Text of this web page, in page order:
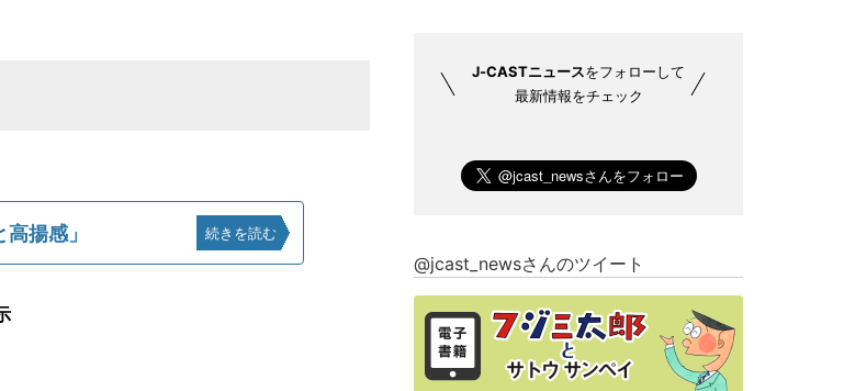
揚感」 続きを読む
J-CASTニュースをフォローして
最新情報をチェック
@jcast_newsさんのツイート